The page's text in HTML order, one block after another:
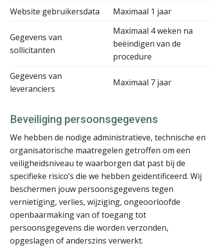
Website gebruikersdata Maximaal 1 jaar
Gegevens van
sollicitanten
Maximaal 4 weken na
beëindigen van de
procedure
Gegevens van
leveranciers
Maximaal 7 jaar
Beveiliging persoonsgegevens
We hebben de nodige administratieve, technische en
organisatorische maatregelen getroffen om een
veiligheidsniveau te waarborgen dat past bij de
specifieke risico’s die we hebben geïdentificeerd. Wij
beschermen jouw persoonsgegevens tegen
vernietiging, verlies, wijziging, ongeoorloofde
openbaarmaking van of toegang tot
persoonsgegevens die worden verzonden,
opgeslagen of anderszins verwerkt.
Peter Kerkhof
Hanneke Kroonenberg